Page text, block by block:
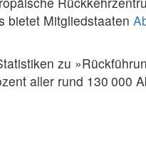
bietet Mitgliedstaaten
zu
aller rund 130 000